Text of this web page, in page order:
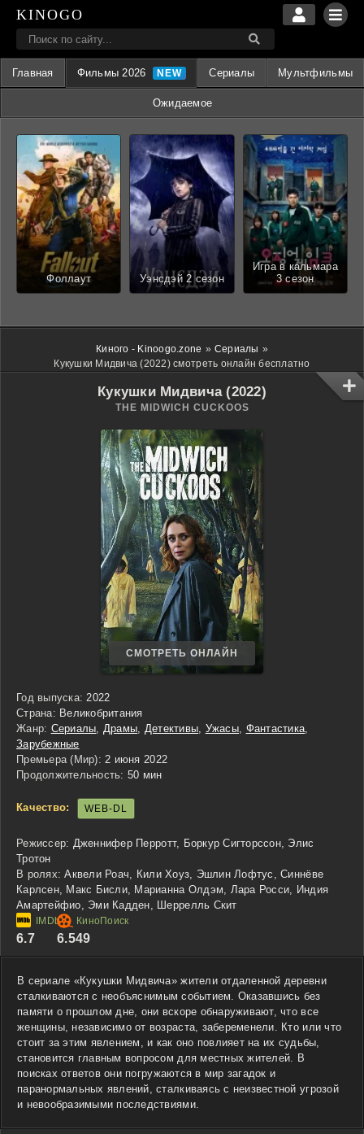
KINOGO
Главная Фильмы 2026 Сериалы Мультфильмы
Ожидаемое
Фоллаут Уэнсдэй 2 сезон
Игра в кальмара
3 сезон
Киного - Kinoogo.zone » Сериалы »
Кукушки Мидвича (2022) смотреть онлайн бесплатно
Кукушки Мидвича (2022)
THE MIDWICH CUCKOOS
СМОТРЕТЬ ОНЛАЙН
Год выпуска: 2022
Страна: Великобритания
Жанр: Сериалы Драмы Детективы Ужасы, Фантастика
Зарубежные
Премьера (Мир): 2 июня 2022
Продолжительность: 50 мин
Качество: WEB-DL
Режиссер: Дженнифер Перротт, Боркур Сигторссон, Элис
Тротон
В ролях: Аквели Роач, Кили Хоуз, Эшлин Лофтус, Синнёве
Карлсен, Макс Бисли, Марианна Олдэм, Лара Росси, Индия
Амартейфио, Эми Кадден, Шеррелль Скит
6.7 6.549
В сериале «Кукушки Мидвича» жители отдаленной деревни
сталкиваются с необъяснимым событием. Оказавшись без
памяти о прошлом дне, они вскоре обнаруживают, что все
женщины, независимо от возраста, забеременели. Кто или что
стоит за этим явлением, и как оно повлияет на их судьбы,
становится главным вопросом для местных жителей. В
поисках ответов они погружаются в мир загадок и
паранормальных явлений, сталкиваясь с неизвестной угрозой
и невообразимыми последствиями.